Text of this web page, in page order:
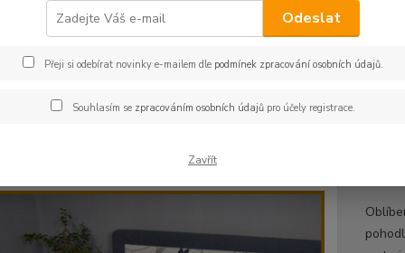
modrá
prostěradlo JERSEY
Odeslat
Přeji si odebírat novinky e-mailem dle podmínek zpracování osobních údajů.
Souhlasím se zpracováním osobních údajůpro účely registrace.
Zavřít